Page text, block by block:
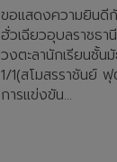
ขอแสดงความยินดี
ฮั่วเฉียวอุบลราชธ
วงตะลานักเรียนชั้
1/1(สโมสรราชันย์
การแข่งขัน...